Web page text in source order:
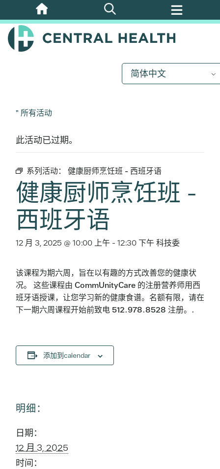
跳
至
主
简体中文
" 所有活动
此活动已过期。
系列活动： 健康厨师烹饪班 - 西班牙语
健康厨师烹饪班 -
西班牙语
12 月 3, 2025 @ 10:00 上午 - 12:30 下午科技委
该课程为期六周，旨在以有趣的方式改善您的健康状
况。 这些课程由 CommUnityCare 的注册营养师用西
班牙语授课，让您学习新的健康食谱。名额有限，请在
下一期六周课程开始前致电 512.978.8528 注册。.
添加到calendar
明细：
日期：
12 月 3, 2025
时间：